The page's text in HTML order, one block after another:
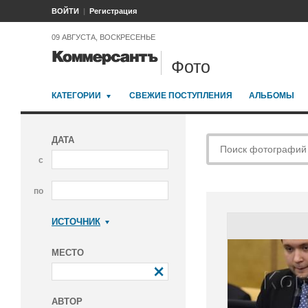
ВОЙТИ Регистрация
09 АВГУСТА, ВОСКРЕСЕНЬЕ
Фото
КАТЕГОРИИ СВЕЖИЕ ПОСТУПЛЕНИЯ АЛЬБОМЫ
ДАТА
с
по
ИСТОЧНИК
МЕСТО
АВТОР